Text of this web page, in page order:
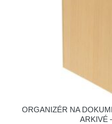
ORGANIZÉR NA
ARKIVÉ